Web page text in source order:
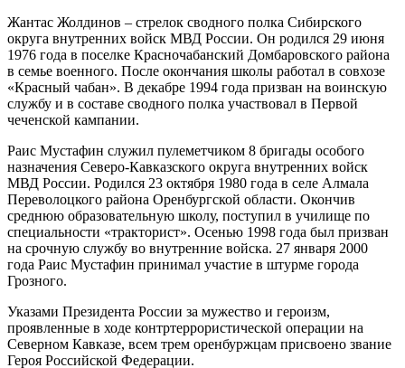
Жантас Жолдинов – стрелок сводного полка Сибирского
округа внутренних войск МВД России. Он родился 29 июня
1976 года в поселке Красночабанский Домбаровского района
в семье военного. После окончания школы работал в совхозе
«Красный чабан». В декабре 1994 года призван на воинскую
службу и в составе сводного полка участвовал в Первой
чеченской кампании.
Раис Мустафин служил пулеметчиком 8 бригады особого
назначения Северо-Кавказского округа внутренних войск
МВД России. Родился 23 октября 1980 года в селе Алмала
Переволоцкого района Оренбургской области. Окончив
среднюю образовательную школу, поступил в училище по
специальности «тракторист». Осенью 1998 года был призван
на срочную службу во внутренние войска. 27 января 2000
года Раис Мустафин принимал участие в штурме города
Грозного.
Указами Президента России за мужество и героизм,
проявленные в ходе контртеррористической операции на
Северном Кавказе, всем трем оренбуржцам присвоено звание
Героя Российской Федерации.